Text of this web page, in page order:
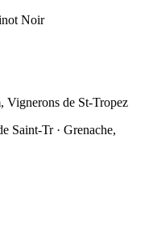
Noir
Vignerons de St-Tropez
Saint-Tr · Grenache,